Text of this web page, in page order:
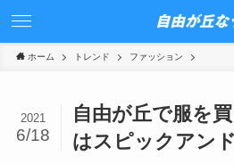
ホーム トレンド ファッション
自由が丘で服を
はスピックアン
2021
6/18